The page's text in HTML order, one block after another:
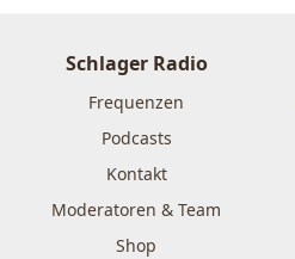
Schlager Radio
Frequenzen
Podcasts
Kontakt
Moderatoren & Team
Shop